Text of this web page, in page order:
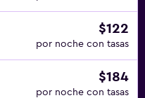
$122
por noche con tasas
$184
por noche con tasas